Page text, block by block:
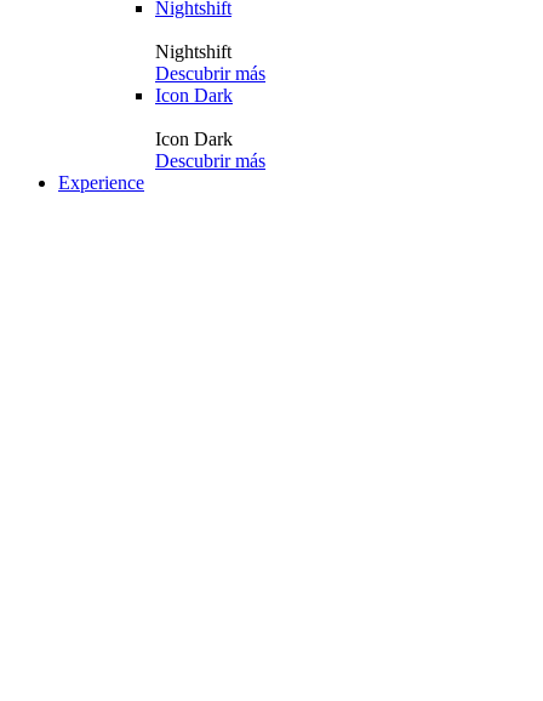
Nightshift
Nightshift
Descubrir más
Icon Dark
Icon Dark
Descubrir más
Experience